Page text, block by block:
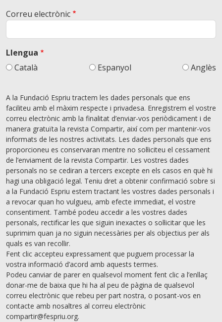
Correu electrònic
Llengua
Català
Espanyol Anglès
A la Fundació Espriu tractem les dades personals que ens
faciliteu amb el màxim respecte i privadesa. Enregistrem el vostre
correu electrònic amb la finalitat d’enviar-vos periòdicament i de
manera gratuïta la revista Compartir, així com per mantenir-vos
informats de les nostres activitats. Les dades personals que ens
proporcioneu es conservaran mentre no sol·liciteu el cessament
de l’enviament de la revista Compartir. Les vostres dades
personals no se cediran a tercers excepte en els casos en què hi
hagi una obligació legal. Teniu dret a obtenir confirmació sobre si
a la Fundació Espriu estem tractant les vostres dades personals i
a revocar quan ho vulgueu, amb efecte immediat, el vostre
consentiment. També podeu accedir a les vostres dades
personals, rectiﬁcar les que siguin inexactes o sol·licitar que les
suprimim quan ja no siguin necessàries per als objectius per als
quals es van recollir.
Fent clic accepteu expressament que puguem processar la
vostra informació d’acord amb aquests termes.
Podeu canviar de parer en qualsevol moment fent clic a l’enllaç
donar-me de baixa que hi ha al peu de pàgina de qualsevol
correu electrònic que rebeu per part nostra, o posant-vos en
contacte amb nosaltres al correu electrònic
compartir@fespriu.org.